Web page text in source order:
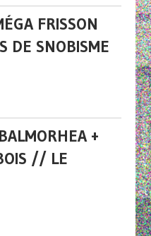
FRISSON
DE SNOBISME
+
// LE